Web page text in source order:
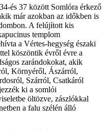
és 37 között Somlóra érkező
már azokban az időkben is
A felújított kis
templom
a Vértes-hegység északi
köszöntik évről évre a
zarándokokat, akik
Környéről, Ászárról,
Szárról, Csatkáról
ki a somlói
öltözve, zászlókkal
a falu szélén álló